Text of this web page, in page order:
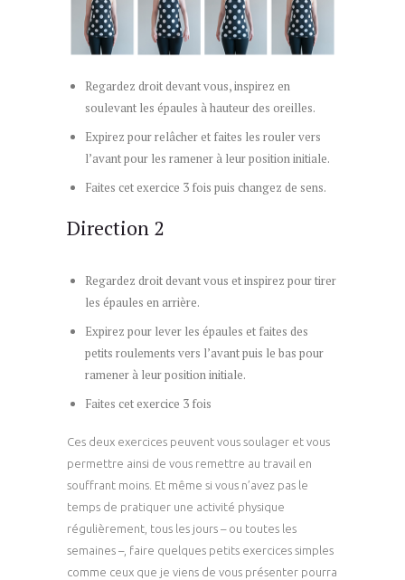
Regardez droit devant vous, inspirez en
soulevant les épaules à hauteur des oreilles.
Expirez pour relâcher et faites les rouler vers
l’avant pour les ramener à leur position initiale.
Faites cet exercice 3 fois puis changez de sens.
Direction 2
Regardez droit devant vous et inspirez pour tirer
les épaules en arrière.
Expirez pour lever les épaules et faites des
petits roulements vers l’avant puis le bas pour
ramener à leur position initiale.
Faites cet exercice 3 fois
Ces deux exercices peuvent vous soulager et vous
permettre ainsi de vous remettre au travail en
souffrant moins. Et même si vous n’avez pas le
temps de pratiquer une activité physique
régulièrement, tous les jours – ou toutes les
semaines –, faire quelques petits exercices simples
comme ceux que je viens de vous présenter pourra